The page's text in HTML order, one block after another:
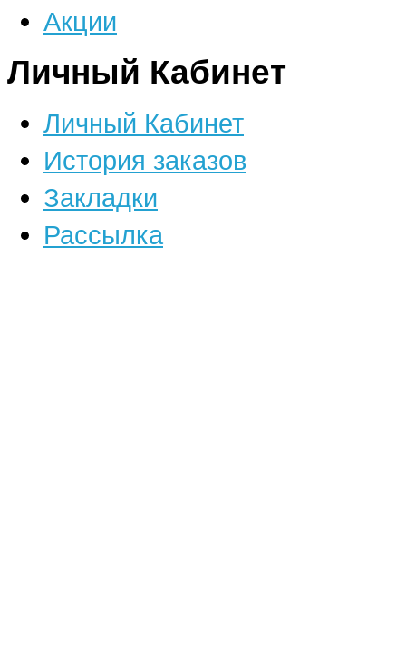
Акции
Личный Кабинет
Личный Кабинет
История заказов
Закладки
Рассылка